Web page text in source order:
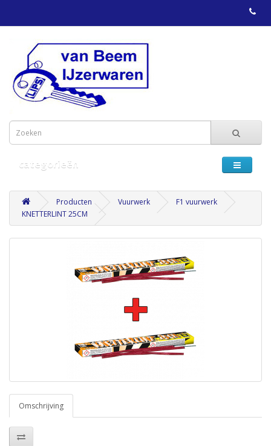
categorieën
Producten Vuurwerk
F1 vuurwerk
KNETTERLINT 25CM
Omschrijving